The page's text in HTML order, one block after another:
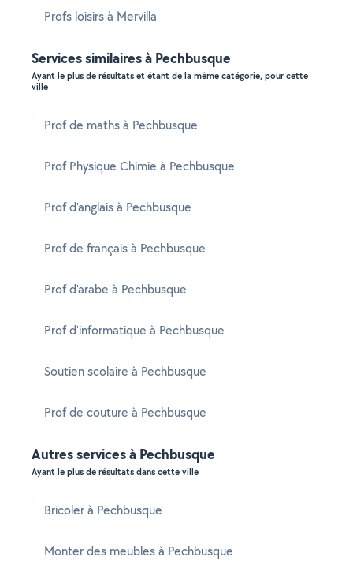
Profs loisirs à Mervilla
Services similaires à Pechbusque
Ayant le plus de résultats et étant de la même catégorie, pour cette
ville
Prof de maths à Pechbusque
Prof Physique Chimie à Pechbusque
Prof d'anglais à Pechbusque
Prof de français à Pechbusque
Prof d'arabe à Pechbusque
Prof d'informatique à Pechbusque
Soutien scolaire à Pechbusque
Prof de couture à Pechbusque
Autres services à Pechbusque
Ayant le plus de résultats dans cette ville
Bricoler à Pechbusque
Monter des meubles à Pechbusque